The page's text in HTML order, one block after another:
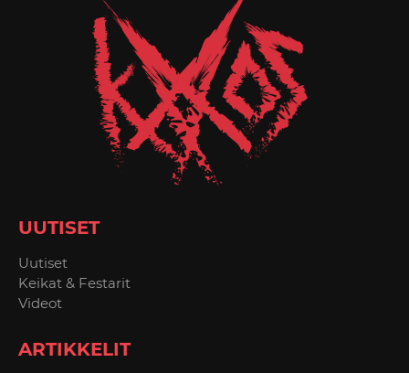
UUTISET
Uutiset
Keikat & Festarit
Videot
ARTIKKELIT